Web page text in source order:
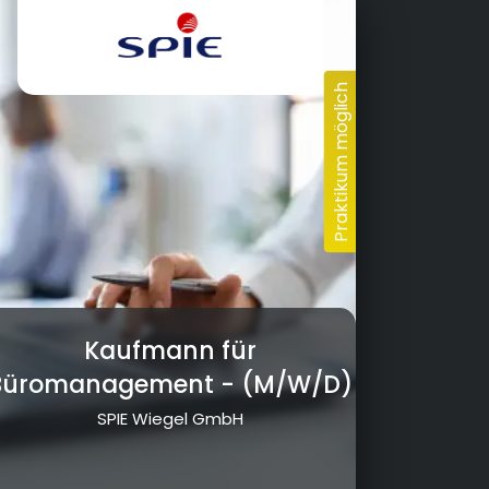
Kaufmann für
- (M/W/D)
SPIE Wiegel GmbH